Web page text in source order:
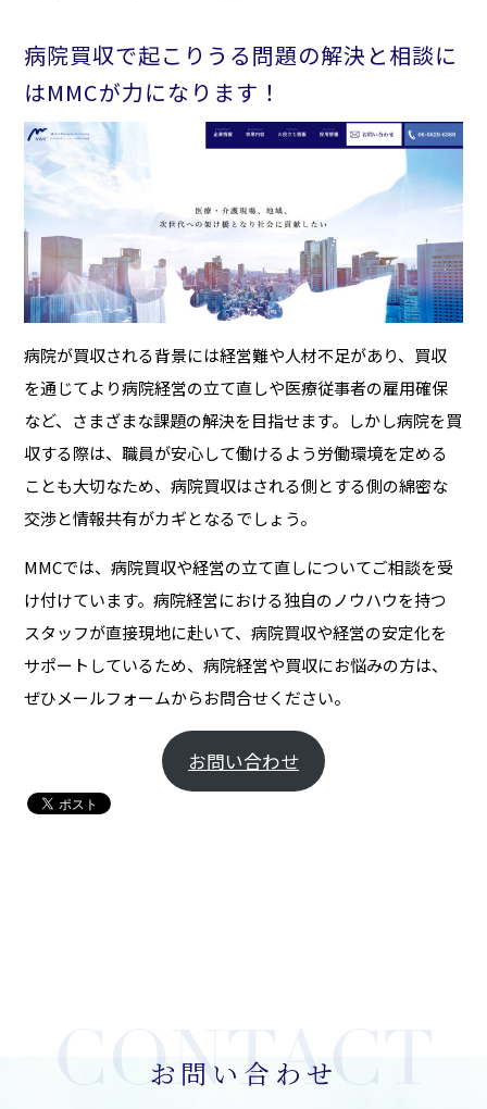
病院買収で起こりうる問題の解決と相談に
はMMCが力になります！
病院が買収される背景には経営難や人材不足があり、買収
を通じてより病院経営の立て直しや医療従事者の雇用確保
など、さまざまな課題の解決を目指せます。しかし病院を買
収する際は、職員が安心して働けるよう労働環境を定める
ことも大切なため、病院買収はされる側とする側の綿密な
交渉と情報共有がカギとなるでしょう。
MMCでは、病院買収や経営の立て直しについてご相談を受
け付けています。病院経営における独自のノウハウを持つ
スタッフが直接現地に赴いて、病院買収や経営の安定化を
サポートしているため、病院経営や買収にお悩みの方は、
ぜひメールフォームからお問合せください。
お問い合わせ
お問い合わせ